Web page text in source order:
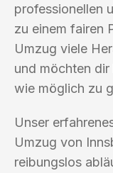
professionellen
zu einem fairen
Umzug viele
und möchten
wie möglich zu
Unser
Umzug von
reibungslos